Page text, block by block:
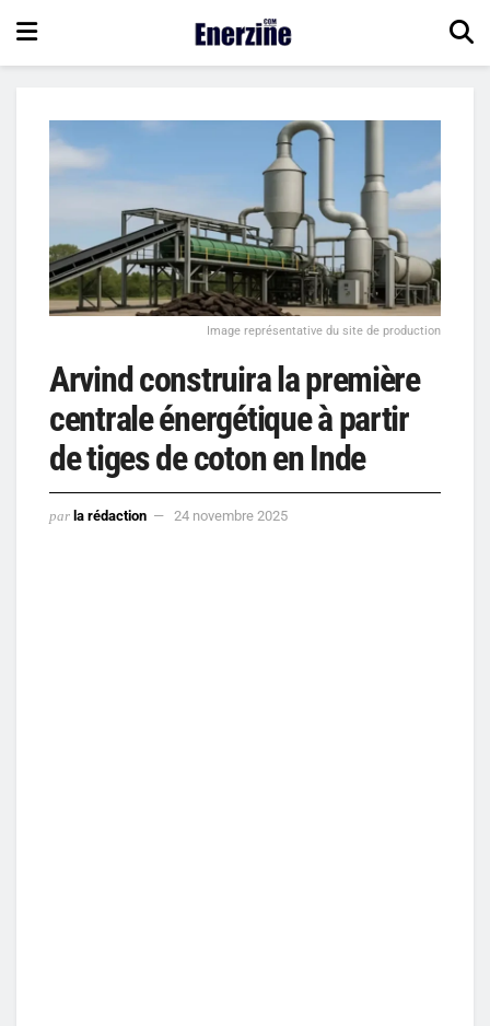
Image représentative du site de production
Arvind construira la première
centrale énergétique à partir
de tiges de coton en Inde
par la rédaction 24 novembre 2025